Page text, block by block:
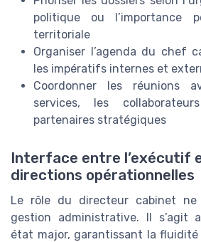
politique ou l’importance
territoriale
Organiser l’agenda du chef
les impératifs internes et
Coordonner les réunions
services, les
partenaires stratégiques
Interface entre l’exécutif
directions opérationnelles
Le rôle du directeur cabinet
gestion administrative. Il s’agit
état major, garantissant la